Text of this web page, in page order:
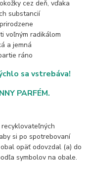
cez deň, vďaka
substancií
voľným radikálom
a jemná
ráno
sa vstrebáva!
PARFÉM.
si po spotrebovaní
opäť odovzdal (a) do
symbolov na obale.